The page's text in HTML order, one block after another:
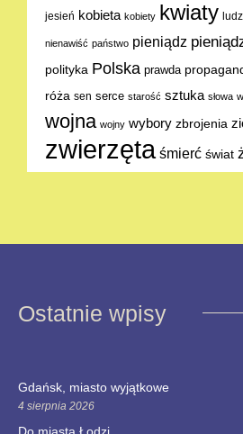
jesień kobieta kobiety kwiaty
nienawiść państwo pieniądz
polityka Polska prawda
róża sen serce starość sztuka słowa
wojna wojny wybory zbrojenia
zwierzęta śmierć świat
Ostatnie wpisy
Gdańsk, miasto wyjątkowe
4 sierpnia 2026